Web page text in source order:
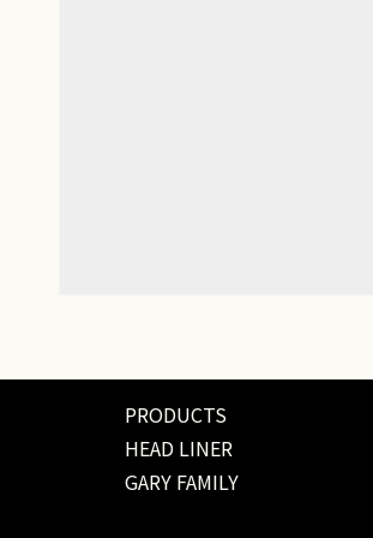
PRODUCTS
HEAD LINER
GARY FAMILY